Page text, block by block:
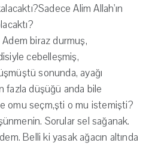
Alim Allah'ın
Adem biraz durmuş,
cebelleşmiş,
sonunda, ayağı
fazla düşüğü anda bile
omu seçm,şti o mu istemişti?
Sorular sel sağanak.
Belli ki yasak ağacın altında